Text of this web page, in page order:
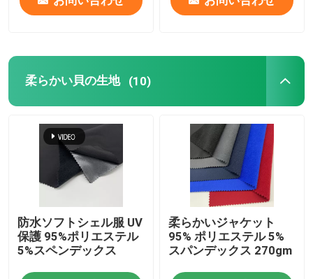
フランスのテリー織の布地
北極の羊毛の生地
柔らかい貝の生地
コットン製刺身布
柔らかい貝の生地 (10)
防水ソフトシェル服 UV
保護 95%ポリエステル
5%スペンデックス
柔らかいジャケット
95% ポリエステル 5%
スパンデックス 270gm